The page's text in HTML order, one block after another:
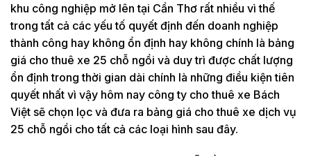
khu công nghiệp mở lên tại Cần Thơ rất nhiều vì thế
trong tất cả các yếu tố quyết định đến doanh nghiệp
thành công hay không ổn định hay không chính là bảng
giá cho thuê xe 25 chỗ ngồi và duy trì được chất lượng
ổn định trong thời gian dài chính là những điều kiện tiên
quyết nhất vì vậy hôm nay công ty cho thuê xe Bách
Việt sẽ chọn lọc và đưa ra bảng giá cho thuê xe dịch vụ
25 chỗ ngồi cho tất cả các loại hình sau đây.